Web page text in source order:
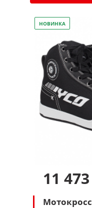
НОВИНКА
11